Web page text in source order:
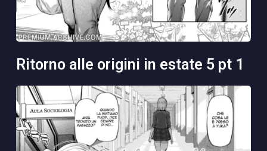
ritorno alle origini in estate 5 pt 1